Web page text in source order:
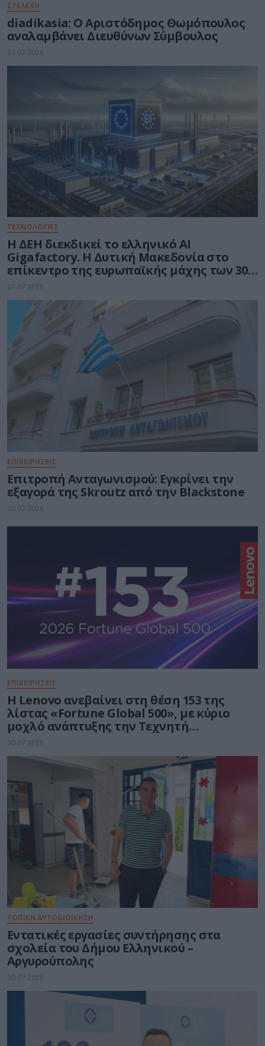
ΣΤΕΛΕΧΗ
diadikasia: Ο Αριστόδημος Θωμόπουλος
αναλαμβάνει Διευθύνων Σύμβουλος
31.07.2026
ΤΕΧΝΟΛΟΓΙΕΣ
Η ΔΕΗ διεκδικεί το ελληνικό AI
Gigafactory. Η Δυτική Μακεδονία στο
επίκεντρο της ευρωπαϊκής μάχης των 30
δισ. ευρώ για την Τεχνητή Νοημοσύνη
31.07.2026
ΕΠΙΧΕΙΡΗΣΕΙΣ
Επιτροπή Ανταγωνισμού: Εγκρίνει την
εξαγορά της Skroutz από την Blackstone
30.07.2026
ΕΠΙΧΕΙΡΗΣΕΙΣ
Η Lenovo ανεβαίνει στη θέση 153 της
λίστας «Fortune Global 500», με κύριο
μοχλό ανάπτυξης την Τεχνητή
Νοημοσύνη
30.07.2026
ΤΟΠΙΚΗ ΑΥΤΟΔΙΟΙΚΗΣΗ
Εντατικές εργασίες συντήρησης στα
σχολεία του Δήμου Ελληνικού –
Αργυρούπολης
30.07.2026